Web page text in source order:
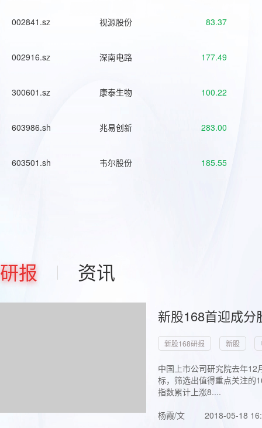
002841.sz 视源股份 83.37
002916.sz 深南电路 177.49
300601.sz 康泰生物 100.22
603986.sh 兆易创新 283.00
603501.sh 韦尔股份 185.55
研报 资讯
新股168首迎成
新股168研报 新股
中国上市公司研究院去年
标，筛选出值得重点关注的
指数累计上涨8....
杨霞/文
2018-05-18